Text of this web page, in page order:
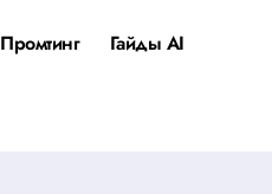
Промтинг Гайды AI